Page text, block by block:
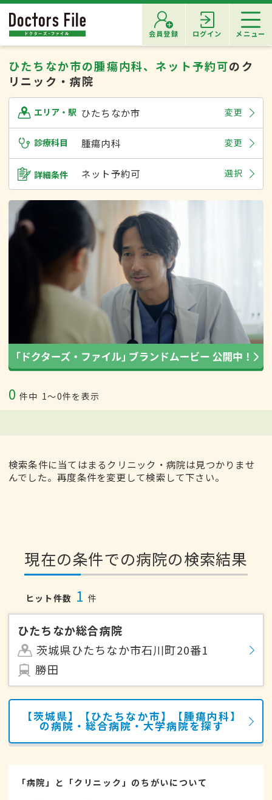
会員登録 ログイン メニュー
ひたちなか市の腫瘍内科、ネット予約可のク
リニック・病院
エリア・駅 ひたちなか市 変更
診療科目 腫瘍内科 変更
詳細条件 ネット予約可 選択
0 件中 1〜0件を表示
検索条件に当てはまるクリニック・病院は見つかりませ
んでした。再度条件を変更して検索して下さい。
現在の条件での病院の検索結果
ヒット件数 1 件
ひたちなか総合病院
茨城県ひたちなか市石川町20番1
勝田
【茨城県】【ひたちなか市】【腫瘍内科】
の病院・総合病院・大学病院を探す
「病院」と「クリニック」のちがいについて